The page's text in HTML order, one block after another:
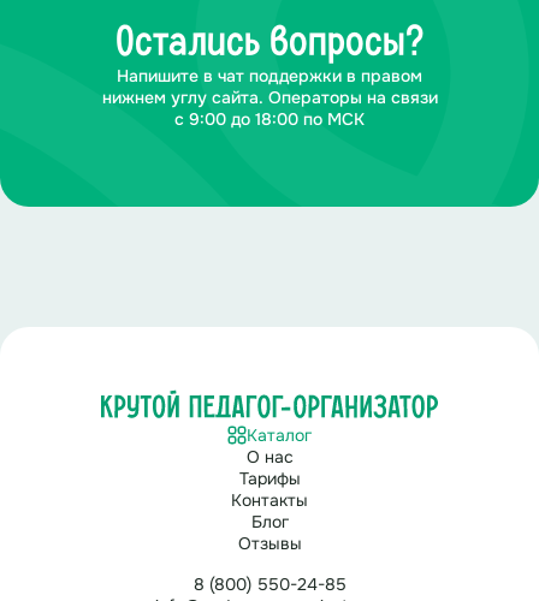
Остались вопросы?
Напишите в чат поддержки в правом
нижнем углу сайта. Операторы на связи
с 9:00 до 18:00 по МСК
Каталог
О нас
Тарифы
Контакты
Блог
Отзывы
8 (800) 550-24-85